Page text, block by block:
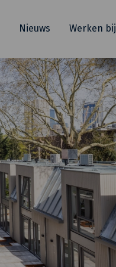
Nieuws Werken bij